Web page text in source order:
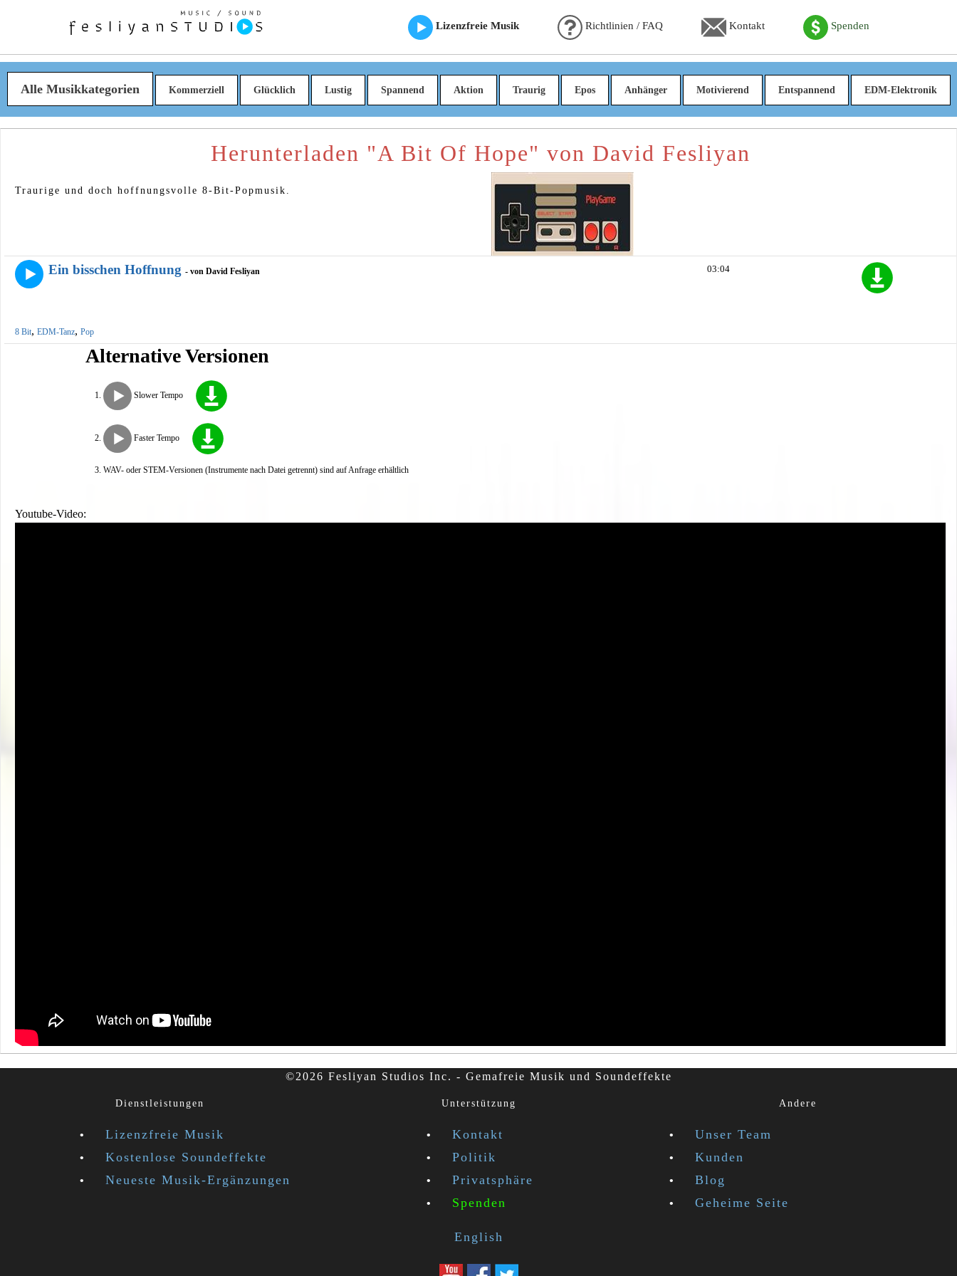
Lizenzfreie Musik Richtlinien / FAQ Kontakt Spenden
Alle Musikkategorien Kommerziell Glücklich Lustig Spannend Aktion Traurig Epos Anhänger Motivierend Entspannend EDM-Elektronik
Herunterladen "A Bit Of Hope" von David Fesliyan
Traurige und doch hoffnungsvolle 8-Bit-Popmusik.
Ein bisschen Hoffnung - von David Fesliyan
8 Bit, EDM-Tanz, Pop
03:04
Alternative Versionen
Slower Tempo
Faster Tempo
WAV- oder STEM-Versionen (Instrumente nach Datei getrennt) sind auf Anfrage erhältlich
Youtube-Video:
©2026 Fesliyan Studios Inc. - Gemafreie Musik und Soundeffekte
Dienstleistungen
Lizenzfreie Musik
Kostenlose Soundeffekte
Neueste Musik-Ergänzungen
Unterstützung
Kontakt
Politik
Privatsphäre
Spenden
Andere
Unser Team
Kunden
Blog
Geheime Seite
English